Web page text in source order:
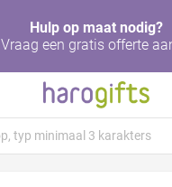
Hulp op maat nodig?
Vraag een gratis offerte